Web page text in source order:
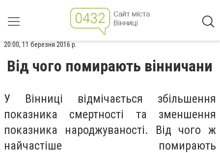
20:00, 11 березня 2016 р.
Від чого помирають вінничани
У Вінниці відмічається збільшення
показника смертності та зменшення
показника народжуваності. Від чого ж
найчастіше помирають